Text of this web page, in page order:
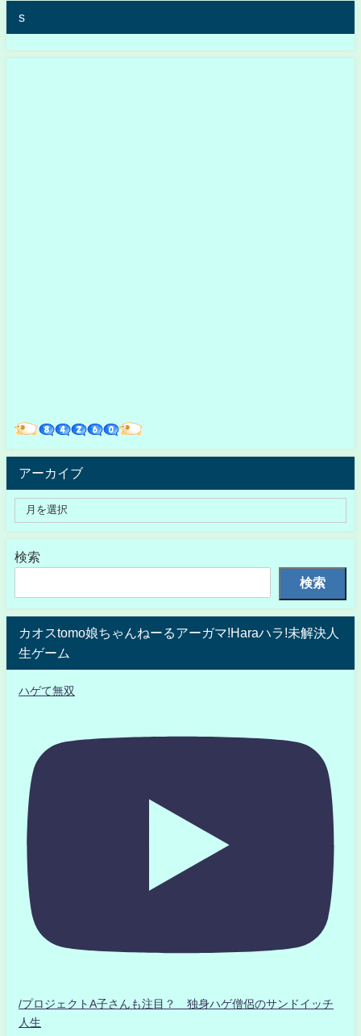
s
アーカイブ
検索
検索
カオスtomo娘ちゃんねーるアーガマ!Haraハラ!未解決人
生ゲーム
ハゲて無双
/プロジェクトA子さんも注目？ 独身ハゲ僧侶のサンドイッチ
人生